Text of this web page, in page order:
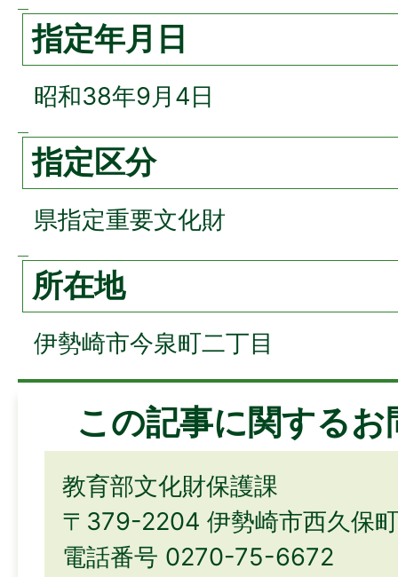
指定年月日
昭和38年9月4日
指定区分
県指定重要文化財
所在地
伊勢崎市今泉町二丁目
この記事に関する
教育部文化財保護課
〒379-2204 伊勢崎市西久保
電話番号 0270-75-6672